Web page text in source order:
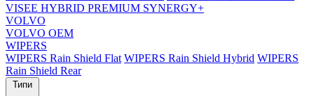
VISEE HYBRID PREMIUM SYNERGY+
VOLVO
VOLVO OEM
WIPERS
WIPERS Rain Shield Flat WIPERS Rain Shield Hybrid WIPERS
Rain Shield Rear
Типи